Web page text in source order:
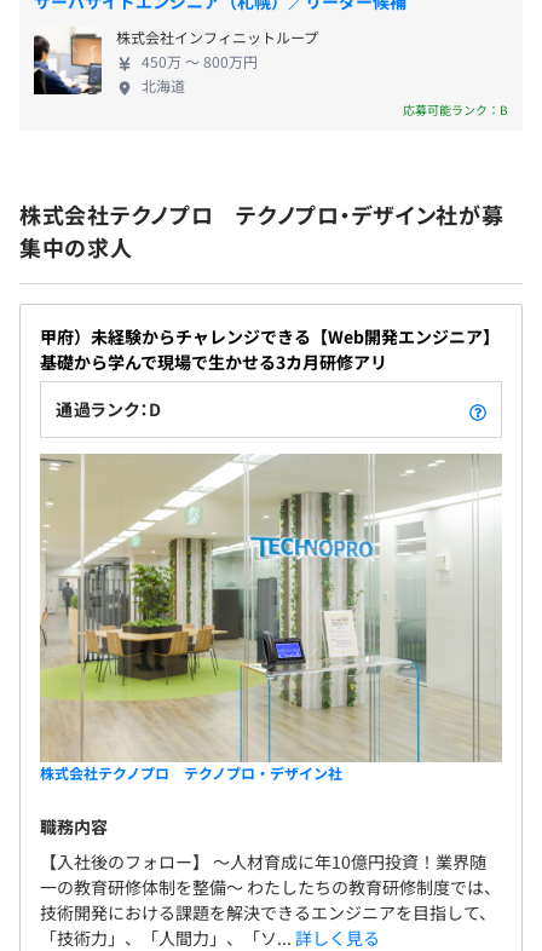
でも閲覧可能。オープンに情報を共有しています。
・チャットツールや専用の情報共有ツールを使って、ノウ
ハウや議事録、日報、業務上のコミュニケーションを取っ
労働組合有
定年再雇用
賃金改定年1回(月給制:賞与あり)
社会保険完備 (健康保険、厚生年金、雇用保険、労災保
険、介護保険)
無期雇用
入社後、2ヶ月間(条件の変更なし)
株式会社インフィニットループ
450万 〜 800万円
北海道
応募可能ランク：B
株式会社テクノプロ テクノプロ・デザイン社が募
集中の求人
甲府）未経験からチャレンジできる【Web開発エンジニア】
基礎から学んで現場で生かせる3カ月研修アリ
通過ランク：D
株式会社テクノプロ テクノプロ・デザイン社
職務内容
【入社後のフォロー】 〜人材育成に年10億円投資！業界随
一の教育研修体制を整備〜 わたしたちの教育研修制度では、
技術開発における課題を解決できるエンジニアを目指して、
「技術力」、「人間力」、「ソ... 詳しく見る